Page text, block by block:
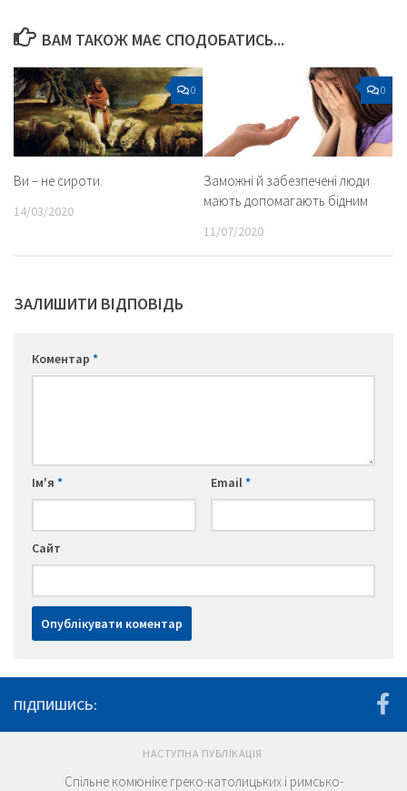
ВАМ ТАКОЖ МАЄ СПОДОБАТИСЬ...
0
Ви – не сироти.
14/03/2020
0
Заможні й забезпечені люди
мають допомагають бідним
11/07/2020
ЗАЛИШИТИ ВІДПОВІДЬ
Коментар *
Ім'я * Email*
Сайт
ПІДПИШИСЬ:
НАСТУПНА ПУБЛІКАЦІЯ
Спільне комюніке греко-католицьких і римсько-